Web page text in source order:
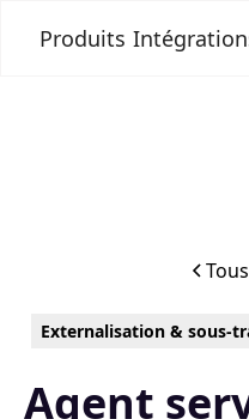
Produits
Externalisation & sous-
Agent